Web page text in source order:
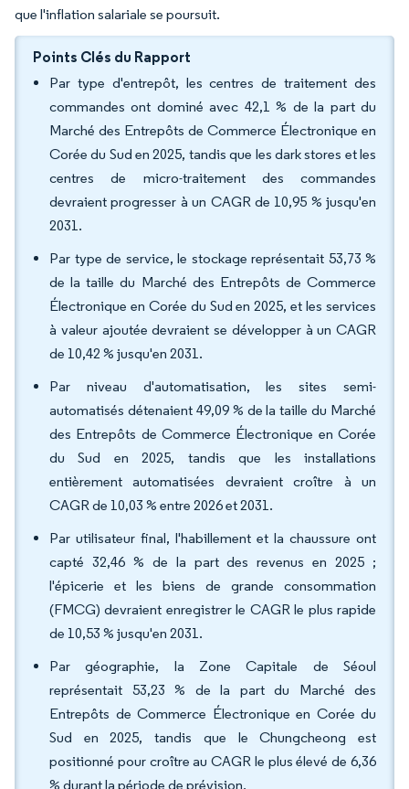
que l'inflation salariale se poursuit.
Points Clés du Rapport
Par type d'entrepôt, les centres de traitement des
commandes ont dominé avec 42,1 % de la part du
Marché des Entrepôts de Commerce Électronique en
Corée du Sud en 2025, tandis que les dark stores et les
centres de micro-traitement des commandes
devraient progresser à un CAGR de 10,95 % jusqu'en
2031.
Par type de service, le stockage représentait 53,73 %
de la taille du Marché des Entrepôts de Commerce
Électronique en Corée du Sud en 2025, et les services
à valeur ajoutée devraient se développer à un CAGR
de 10,42 % jusqu'en 2031.
Par niveau d'automatisation, les sites semi-
automatisés détenaient 49,09 % de la taille du Marché
des Entrepôts de Commerce Électronique en Corée
du Sud en 2025, tandis que les installations
entièrement automatisées devraient croître à un
CAGR de 10,03 % entre 2026 et 2031.
Par utilisateur final, l'habillement et la chaussure ont
capté 32,46 % de la part des revenus en 2025 ;
l'épicerie et les biens de grande consommation
(FMCG) devraient enregistrer le CAGR le plus rapide
de 10,53 % jusqu'en 2031.
Par géographie, la Zone Capitale de Séoul
représentait 53,23 % de la part du Marché des
Entrepôts de Commerce Électronique en Corée du
Sud en 2025, tandis que le Chungcheong est
positionné pour croître au CAGR le plus élevé de 6,36
% durant la période de prévision.